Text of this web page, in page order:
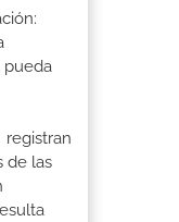
pueda
registran
de las